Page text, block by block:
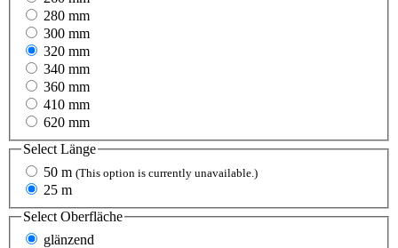
280 mm
300 mm
320 mm
340 mm
360 mm
410 mm
620 mm
SelectLänge
50 m (This option is currently unavailable.)
25 m
Select Oberfläche
glänzend